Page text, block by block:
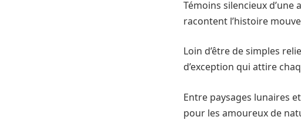
Témoins silencieux
racontent l’histoire
Loin d’être de simples
d’exception qui attire
Entre paysages lunaires
pour les amoureux de